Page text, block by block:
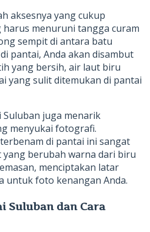
aksesnya yang cukup
menuruni tangga curam
sempit di antara batu
pantai, Anda akan disambut
yang bersih, air laut biru
yang sulit ditemukan di pantai
Suluban juga menarik
menyukai fotografi.
di pantai ini sangat
berubah warna dari biru
menciptakan latar
untuk foto kenangan Anda.
Suluban dan Cara